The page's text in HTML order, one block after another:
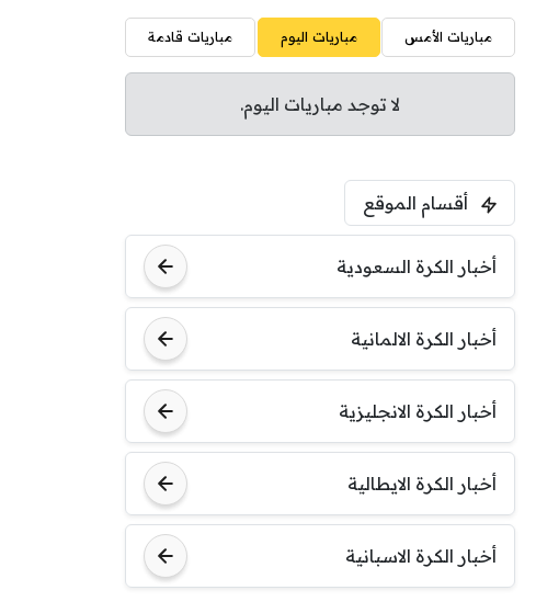
مباريات الأمس مباريات اليوم مباريات قادمة
لا توجد مباريات اليوم.
أقسام الموقع
أخبار الكرة السعودية
أخبار الكرة الالمانية
أخبار الكرة الانجليزية
أخبار الكرة الايطالية
أخبار الكرة الاسبانية